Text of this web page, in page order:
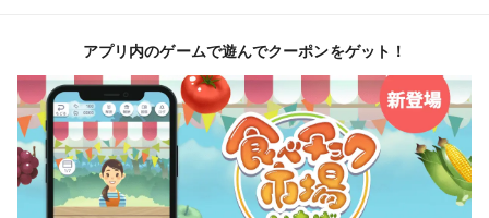
アプリ内のゲームで遊んでクーポンをゲット！